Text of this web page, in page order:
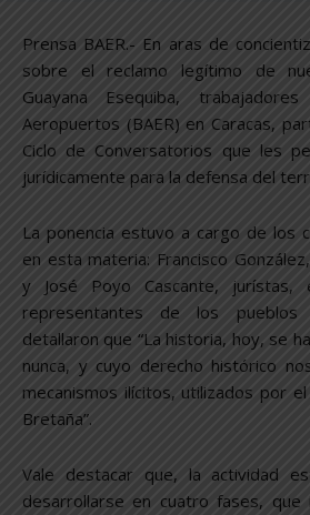
Prensa BAER.- En aras de
sobre el reclamo legítimo de
Guayana Esequiba,
Aeropuertos (BAER) en Caracas,
Ciclo de Conversatorios que les
jurídicamente para la defensa del
La ponencia estuvo a cargo de los
en esta materia: Francisco
y José Poyo Cascante, jurístas,
representantes de los pueblos
detallaron que “La historia, hoy, se
nunca, y cuyo derecho histórico
mecanismos ilícitos, utilizados por
Bretaña”.
Vale destacar que, la actividad
desarrollarse en cuatro fases, que